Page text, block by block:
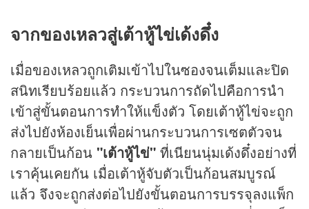
จากของเหลวสู่เต้าหู้ไข่เด้งดึ๋ง
เมื่อของเหลวถูกเติมเข้าไปในซองจนเต็มและปิด
สนิทเรียบร้อยแล้ว กระบวนการถัดไปคือการนำ
เข้าสู่ขั้นตอนการทำให้แข็งตัว โดยเต้าหู้ไข่จะถูก
ส่งไปยังห้องเย็นเพื่อผ่านกระบวนการเซตตัวจน
กลายเป็นก้อน "เต้าหู้ไข่" ที่เนียนนุ่มเด้งดึ๋งอย่างที่
เราคุ้นเคยกัน เมื่อเต้าหู้จับตัวเป็นก้อนสมบูรณ์
แล้ว จึงจะถูกส่งต่อไปยังขั้นตอนการบรรจุลงแพ็ก